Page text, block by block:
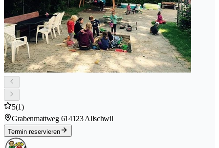
5(1)
Grabenmattweg 614123 Allschwil
Termin reservieren